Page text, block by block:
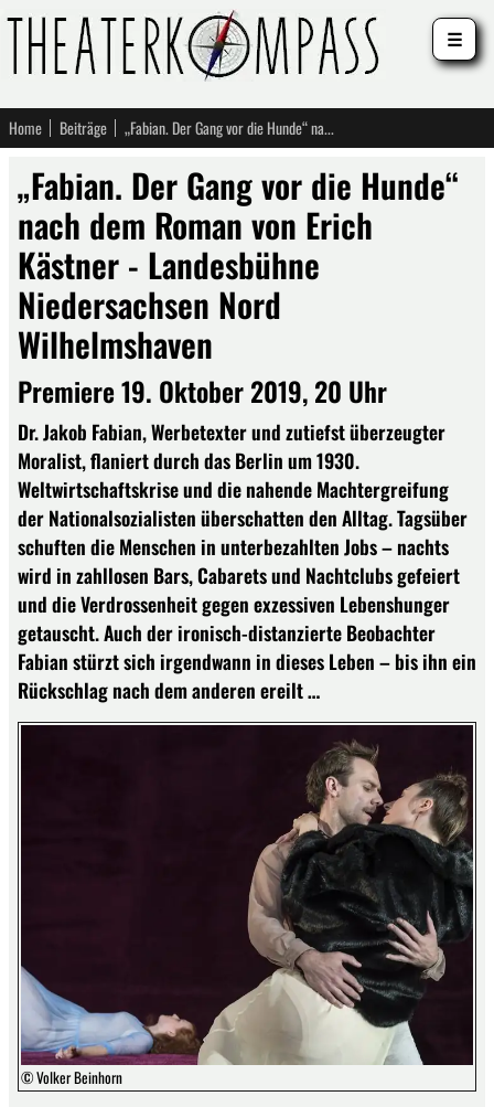
Home Beiträge „Fabian. Der Gang vor die Hunde“ nach dem Roman von Erich Kästner - Landesbühne Niedersachsen Nord Wilhelmshaven
„Fabian. Der Gang vor die Hunde“
nach dem Roman von Erich
Kästner - Landesbühne
Niedersachsen Nord
Wilhelmshaven
Premiere 19. Oktober 2019, 20 Uhr
Dr. Jakob Fabian, Werbetexter und zutiefst überzeugter
Moralist, flaniert durch das Berlin um 1930.
Weltwirtschaftskrise und die nahende Machtergreifung
der Nationalsozialisten überschatten den Alltag. Tagsüber
schuften die Menschen in unterbezahlten Jobs – nachts
wird in zahllosen Bars, Cabarets und Nachtclubs gefeiert
und die Verdrossenheit gegen exzessiven Lebenshunger
getauscht. Auch der ironisch-distanzierte Beobachter
Fabian stürzt sich irgendwann in dieses Leben – bis ihn ein
Rückschlag nach dem anderen ereilt …
© Volker Beinhorn
☰